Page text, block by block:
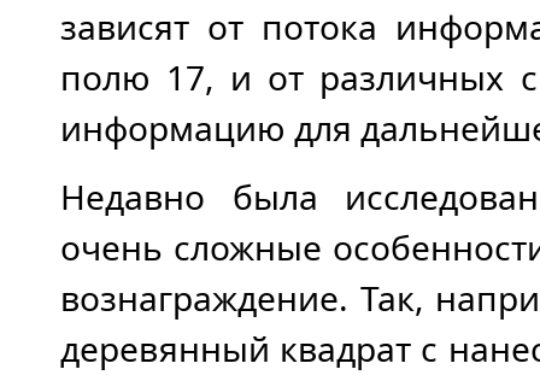
зависят от потока
полю 17, и от различных
информацию для
Недавно была
очень сложные
вознаграждение. Так,
деревянный квадрат с